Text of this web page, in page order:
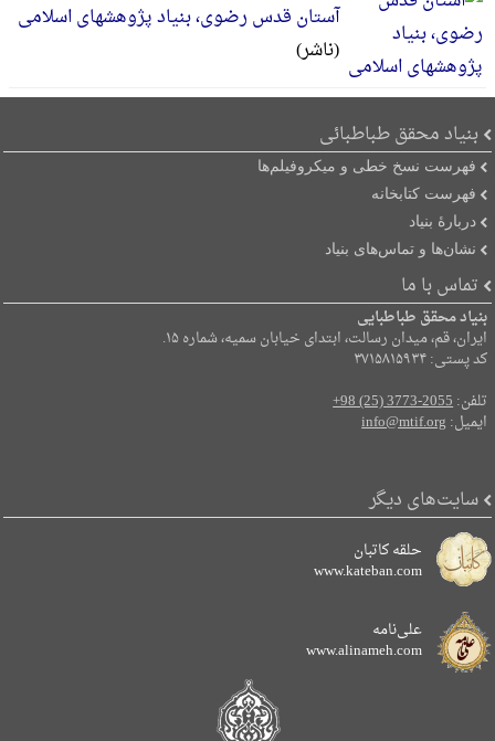
آستان قدس رضوی، بنیاد پژوهشهای اسلامی
(ناشر)
بنیاد محقق طباطبائی
فهرست نسخ خطی و میکروفیلم‌ها
فهرست کتابخانه
دربارۀ بنیاد
نشان‌ها و تماس‌های بنیاد
تماس با ما
بنیاد محقق طباطبایی
ایران، قم، میدان رسالت، ابتدای خیابان سمیه، شماره ۱۵.
کد پستی: ۳۷۱۵۸۱۵۹۳۴
تلفن:+98 (25) 3773-2055
ایمیل:info@mtif.org
سایت‌های دیگر
حلقه کاتبان
www.kateban.com
علی‌نامه
www.alinameh.com